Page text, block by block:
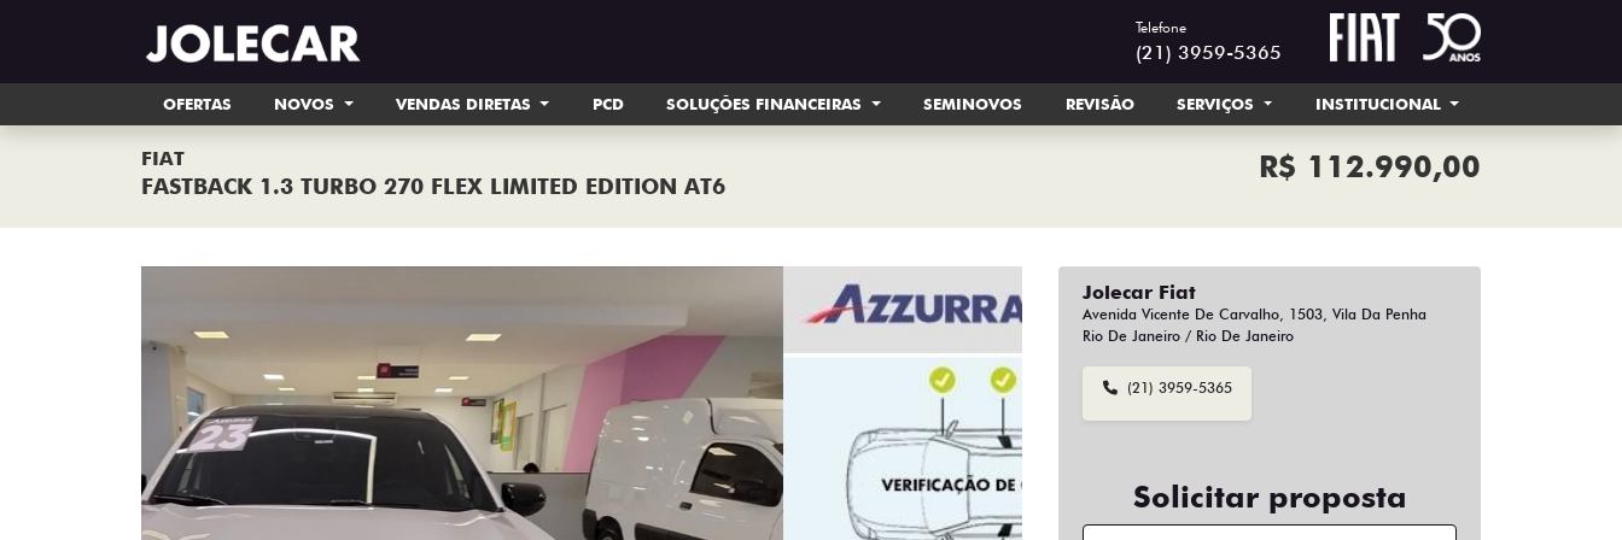
Telefone
(21) 3959-5365
OFERTAS NOVOS VENDAS DIRETAS PCD SOLUÇÕES FINANCEIRAS SEMINOVOS REVISÃO SERVIÇOS INSTITUCIONAL
FIAT
FASTBACK 1.3 TURBO 270 FLEX LIMITED EDITION AT6
R$ 112.990,00
Jolecar Fiat
Avenida Vicente De Carvalho, 1503, Vila Da Penha
Rio De Janeiro / Rio De Janeiro
(21) 3959-5365
Solicitar proposta